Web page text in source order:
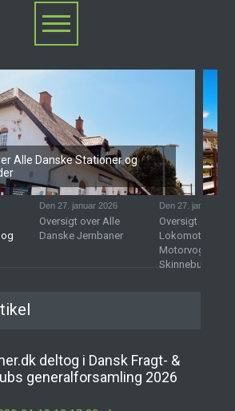
Alle Danske Stationer og
Den 27. januar 2026
Oversigt over Alle
Danske Jernbaner
Den 27. januar
Oversigt over
Lokomotiver,
Motorvogne og
Skinnebusser
deltog i Dansk Fragt- &
generalforsamling 2026